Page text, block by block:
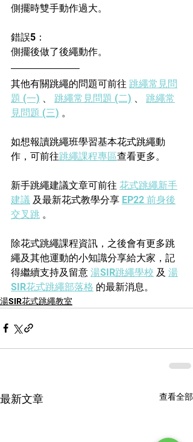
側擺時雙手動作過大。
錯誤5：
側擺後做了後繩動作。
其他有關跳繩的問題可前往 跳繩常見問
題 (一) 、 跳繩常見問題 (二) 、 跳繩常
見問題 (三) 。
如想報讀跳繩班學習基本花式跳繩動
作，可前往跳繩課程專區查看更多。
新手跳繩建議文章可前往 花式跳繩新手
建議 及最新花式教學分享 EP22 前身後
交叉跳 。
除花式跳繩課程資訊，之後會有更多跳
繩及其他運動的小知識分享給大家，記
得繼續支持及留意 湯SIR跳繩學校 及 湯
SIR花式跳繩部落格 的最新消息。
湯SIR花式跳繩教室
最新文章 查看全部